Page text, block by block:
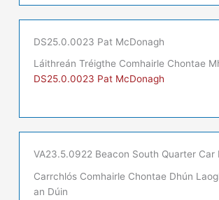
DS25.0.0023 Pat McDonagh
Láithreán Tréigthe Comhairle Chontae
DS25.0.0023 Pat McDonagh
VA23.5.0922 Beacon South Quarter Car
Carrchlós Comhairle Chontae Dhún
an Dúin